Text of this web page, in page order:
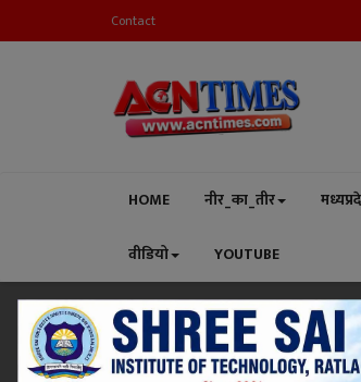
Contact
HOME नीर_का_तीर
वीडियो YOUTUBE
Home देश उपलब्धि : गणतंत्र दिवस 2024 की
देश